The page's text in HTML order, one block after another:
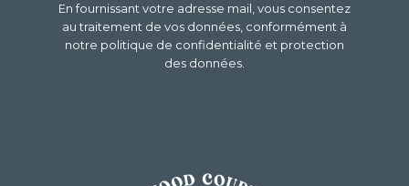
En fournissant votre adresse mail, vous consentez
au traitement de vos données, conformément à
notre politique de confidentialité et protection
des données.